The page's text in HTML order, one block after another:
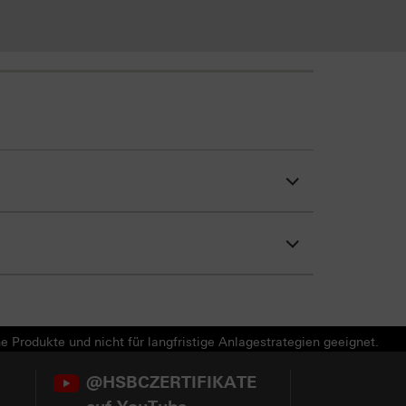
Produkte und nicht für langfristige Anlagestrategien geeignet.
@HSBCZERTIFIKATE